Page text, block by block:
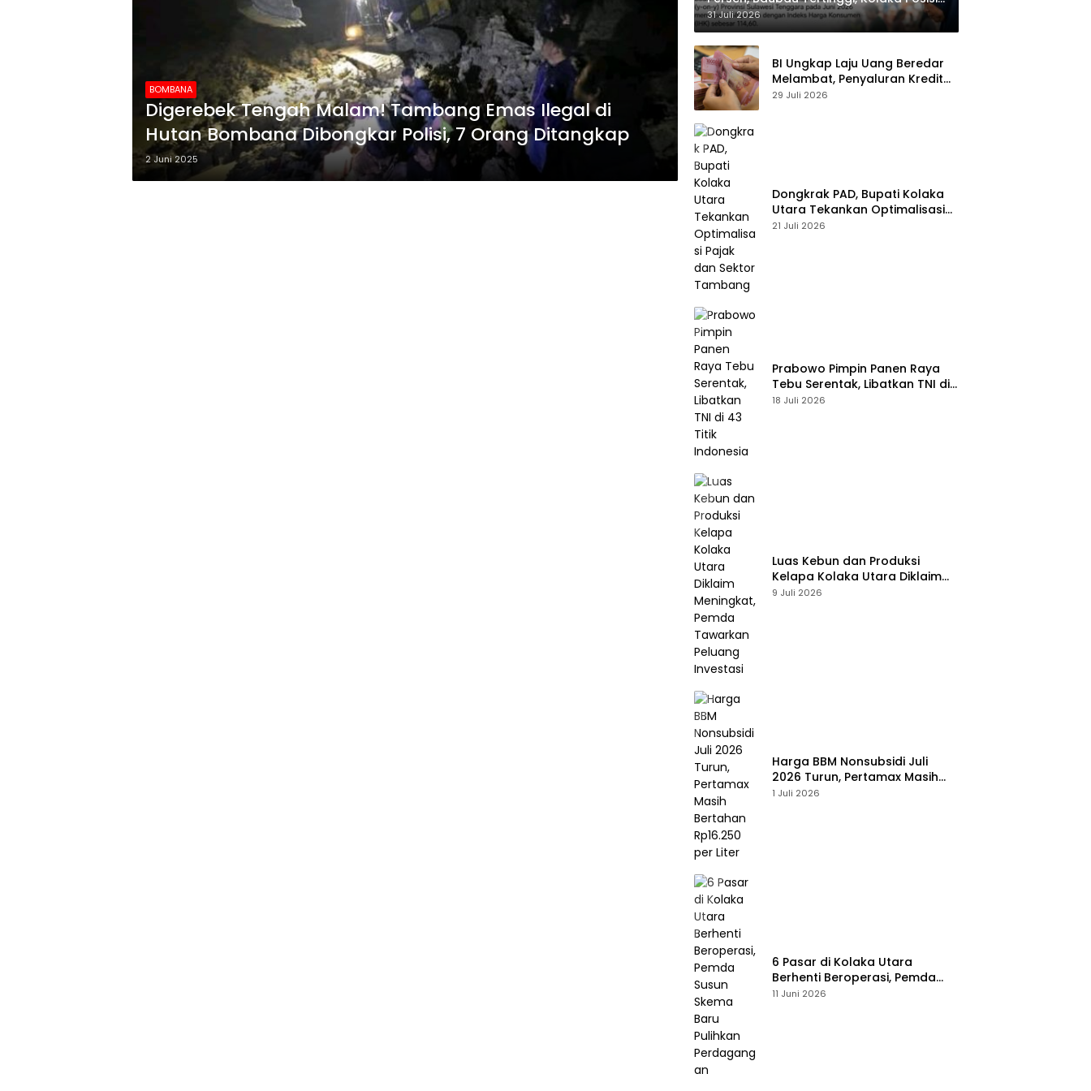
BOMBANA
Digerebek Tengah Malam! Tambang Emas Ilegal di
Hutan Bombana Dibongkar Polisi, 7 Orang Ditangkap
2 Juni 2025
Kedua
31 Juli 2026
BI Ungkap Laju Uang Beredar
Melambat, Penyaluran Kredit
Perbankan Meningkat
29 Juli 2026
Dongkrak PAD, Bupati Kolaka
Utara Tekankan Optimalisasi
Pajak dan Sektor Tambang
21 Juli 2026
Prabowo Pimpin Panen Raya
Tebu Serentak, Libatkan TNI di
43 Titik Indonesia
18 Juli 2026
Luas Kebun dan Produksi
Kelapa Kolaka Utara Diklaim
Meningkat, Pemda Tawarkan
9 Juli 2026
Harga BBM Nonsubsidi Juli
2026 Turun, Pertamax Masih
Bertahan Rp16.250 per Liter
1 Juli 2026
6 Pasar di Kolaka Utara
Berhenti Beroperasi, Pemda
Susun Skema Baru Pulihkan
11 Juni 2026